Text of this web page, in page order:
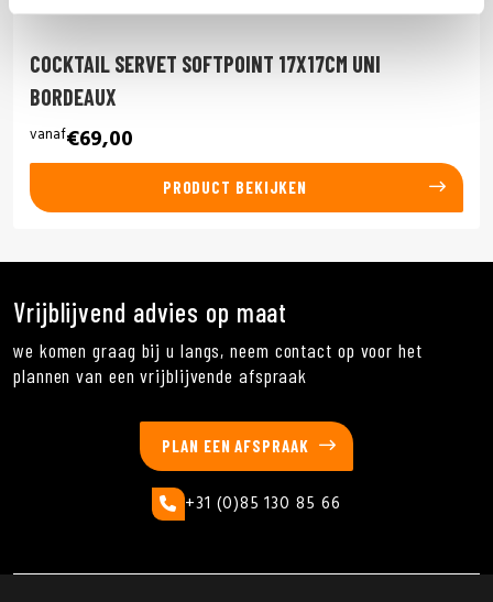
COCKTAIL SERVET SOFTPOINT 17X17CM UNI
BORDEAUX
vanaf€69,00
PRODUCT BEKIJKEN
Vrijblijvend advies op maat
we komen graag bij u langs, neem contact op voor het
plannen van een vrijblijvende afspraak
PLAN EEN AFSPRAAK
+31 (0)85 130 85 66